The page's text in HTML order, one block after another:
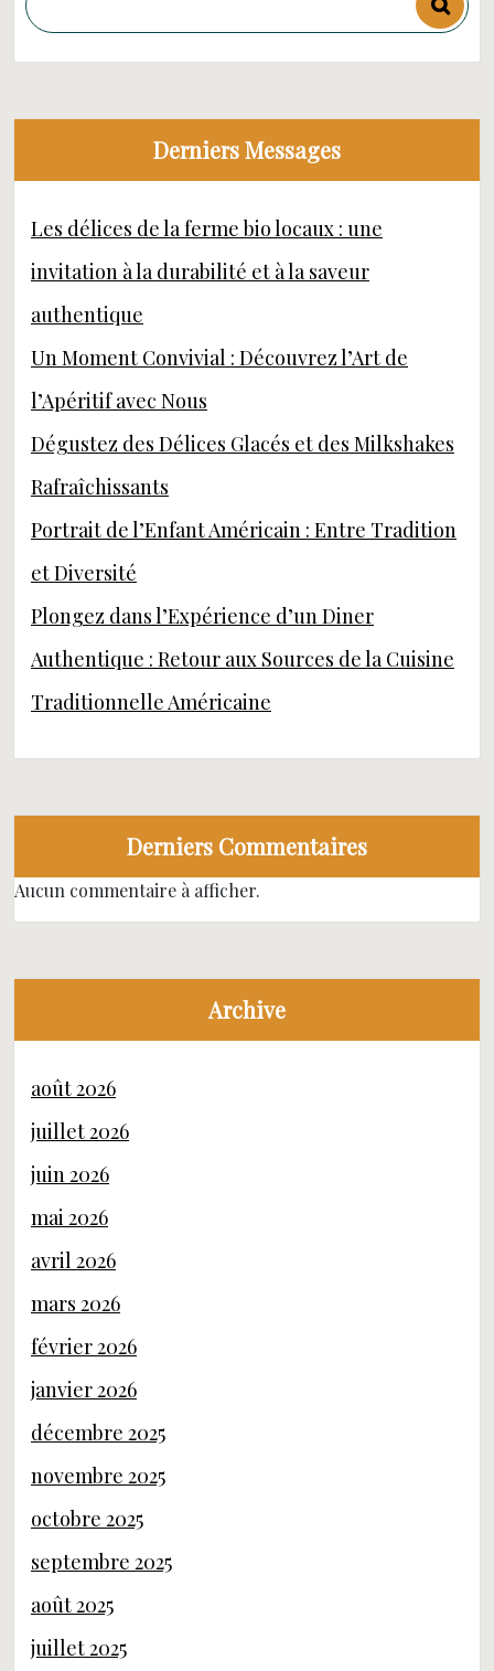
Derniers Messages
Les délices de la ferme bio locaux : une
invitation à la durabilité et à la saveur
authentique
Un Moment Convivial : Découvrez l’Art de
l’Apéritif avec Nous
Dégustez des Délices Glacés et des Milkshakes
Rafraîchissants
Portrait de l’Enfant Américain : Entre Tradition
et Diversité
Plongez dans l’Expérience d’un Diner
Authentique : Retour aux Sources de la Cuisine
Traditionnelle Américaine
Derniers Commentaires
Aucun commentaire à afficher.
Archive
août 2026
juillet 2026
juin 2026
mai 2026
avril 2026
mars 2026
février 2026
janvier 2026
décembre 2025
novembre 2025
octobre 2025
septembre 2025
août 2025
juillet 2025